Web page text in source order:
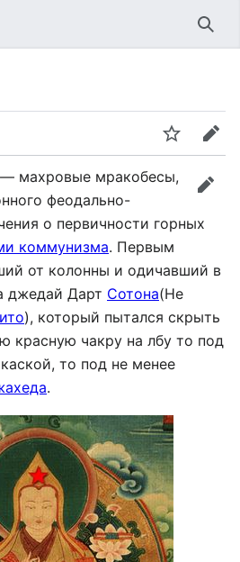
махровые мракобесы,
феодально-
о первичности горных
коммунизма. Первым
от колонны и одичавший в
джедай Дарт Сотона(Не
), который пытался скрыть
красную чакру на лбу то под
то под не менее
.